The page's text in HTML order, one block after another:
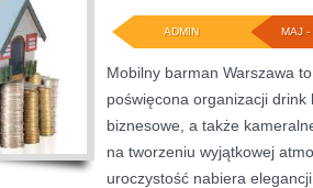
MAJ -
ADMIN
Mobilny barman Warszawa
poświęcona organizacji
biznesowe, a także
na tworzeniu wyjątkowej
uroczystość nabiera